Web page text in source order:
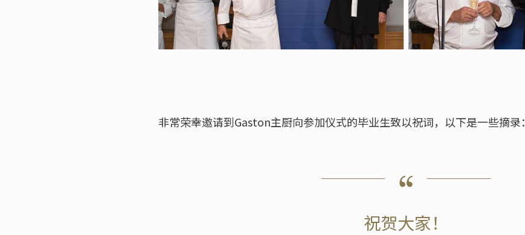
非常荣幸邀请到Gaston主厨向参加仪式的毕业生致以祝词，以下是一些摘录：
祝贺大家！